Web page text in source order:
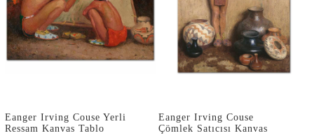
Eanger Irving Couse Yerli
Ressam Kanvas Tablo
Eanger Irving Couse
Çömlek Satıcısı Kanvas